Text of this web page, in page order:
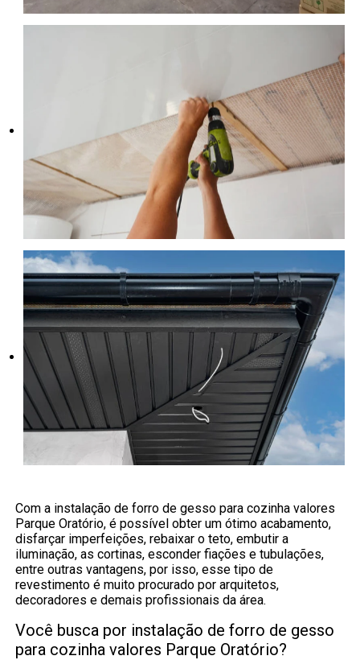
Com a instalação de forro de gesso para cozinha valores
Parque Oratório, é possível obter um ótimo acabamento,
disfarçar imperfeições, rebaixar o teto, embutir a
iluminação, as cortinas, esconder fiações e tubulações,
entre outras vantagens, por isso, esse tipo de
revestimento é muito procurado por arquitetos,
decoradores e demais profissionais da área.
Você busca por instalação de forro de gesso
para cozinha valores Parque Oratório?